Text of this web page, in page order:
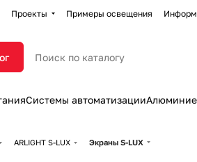
Проекты Примеры освещения
Системы автоматизации
ARLIGHT S-LUX Экраны S-LUX